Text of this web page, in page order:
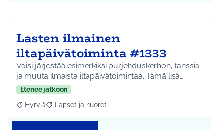
Lasten ilmainen
iltapäivätoiminta #1333
Voisi järjestää esimerkiksi purjehduskerhon, tanssia
ja muuta ilmaista iltapäivätoimintaa. Tämä lisä…
Etenee jatkoon
Rajaa tulokset aihepiirin mukaan: Hyrylä
Hyrylä Rajaa tulokset teeman mukaan: Lapset ja nuoret
Lapset ja nuoret